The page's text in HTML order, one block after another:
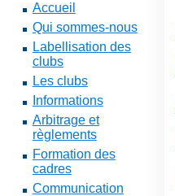
Accueil
Qui sommes-nous
Labellisation des
clubs
Les clubs
Informations
Arbitrage et
règlements
Formation des
cadres
Communication